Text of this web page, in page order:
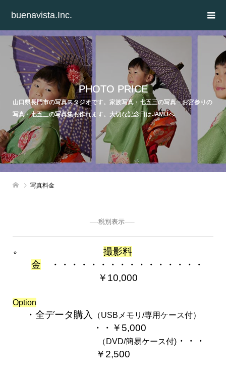
buenavista.Inc.
PHOTO PRICE
山口県長門市の写真スタジオです。家族写真・七五三の写真・お宮参りの
写真・七五三の写真集も作れます。大切な記念日はJAMUへ
写真料金
—-税別表示—–
撮影料
金 ・・・・・・・・・・・・・・・・
￥10,000
Option
・全データ購入
（USBメモリ/専用ケース付）
・・￥5,000
（DVD/簡易ケース付) ・・・
￥2,500